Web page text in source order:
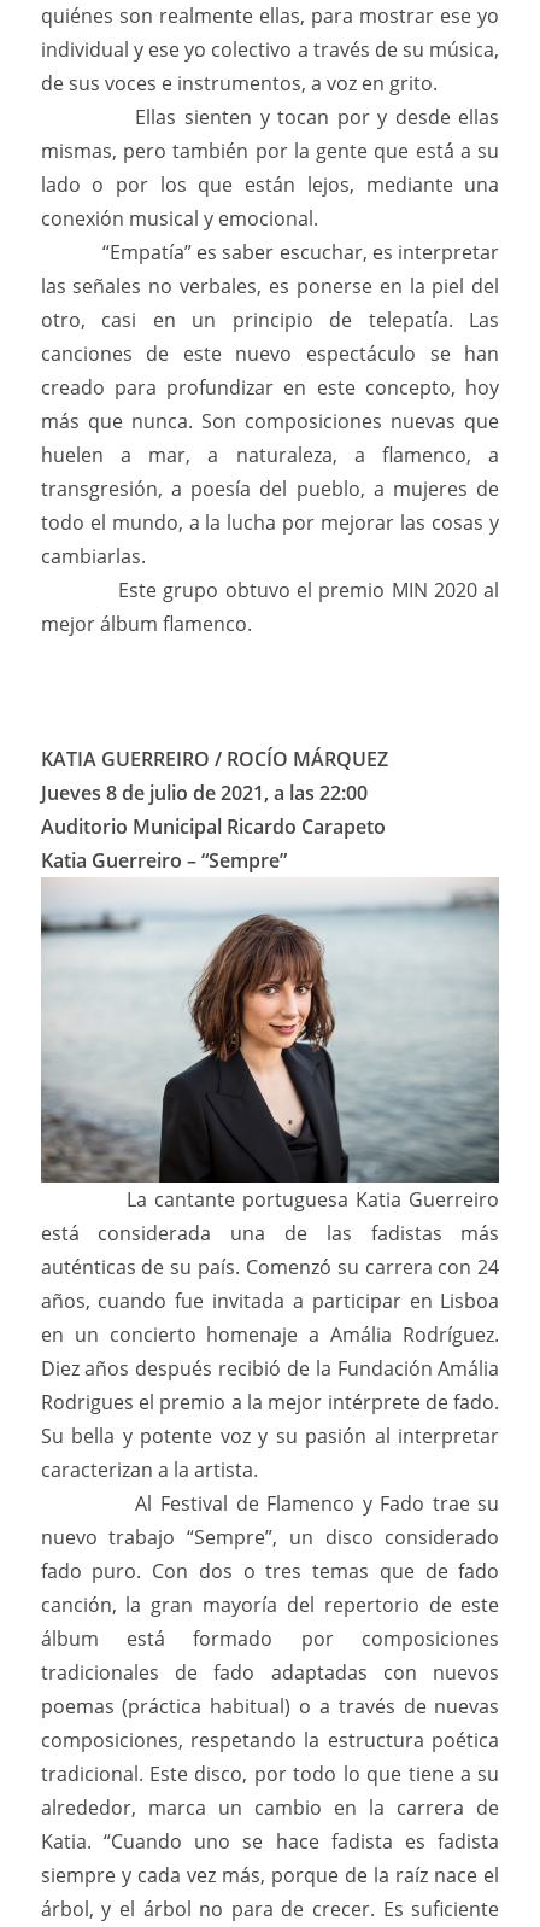
quiénes son realmente ellas, para mostrar ese yo
individual y ese yo colectivo a través de su música,
de sus voces e instrumentos, a voz en grito.
Ellas sienten y tocan por y desde ellas
mismas, pero también por la gente que está́ a su
lado o por los que están lejos, mediante una
conexión musical y emocional.
“Empatía” es saber escuchar, es interpretar
las señales no verbales, es ponerse en la piel del
otro, casi en un principio de telepatía. Las
canciones de este nuevo espectáculo se han
creado para profundizar en este concepto, hoy
más que nunca. Son composiciones nuevas que
huelen a mar, a naturaleza, a flamenco, a
transgresión, a poesía del pueblo, a mujeres de
todo el mundo, a la lucha por mejorar las cosas y
cambiarlas.
Este grupo obtuvo el premio MIN 2020 al
mejor álbum flamenco.
KATIA GUERREIRO / ROCÍO MÁRQUEZ
Jueves 8 de julio de 2021, a las 22:00
Auditorio Municipal Ricardo Carapeto
Katia Guerreiro – “Sempre”
La cantante portuguesa Katia Guerreiro
está considerada una de las fadistas más
auténticas de su país. Comenzó su carrera con 24
años, cuando fue invitada a participar en Lisboa
en un concierto homenaje a Amália Rodríguez.
Diez años después recibió de la Fundación Amália
Rodrigues el premio a la mejor intérprete de fado.
Su bella y potente voz y su pasión al interpretar
caracterizan a la artista.
Al Festival de Flamenco y Fado trae su
nuevo trabajo “Sempre”, un disco considerado
fado puro. Con dos o tres temas que de fado
canción, la gran mayoría del repertorio de este
álbum está formado por composiciones
tradicionales de fado adaptadas con nuevos
poemas (práctica habitual) o a través de nuevas
composiciones, respetando la estructura poética
tradicional. Este disco, por todo lo que tiene a su
alrededor, marca un cambio en la carrera de
Katia. “Cuando uno se hace fadista es fadista
siempre y cada vez más, porque de la raíz nace el
árbol, y el árbol no para de crecer. Es suficiente